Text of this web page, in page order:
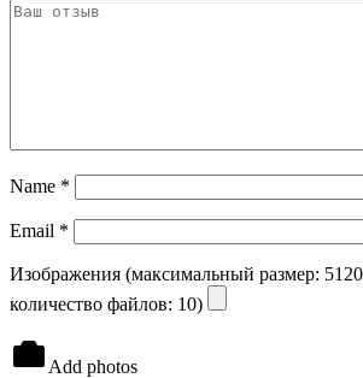
Name *
Email *
Изображения (максимальный размер:
количество файлов: 10)
Add photos